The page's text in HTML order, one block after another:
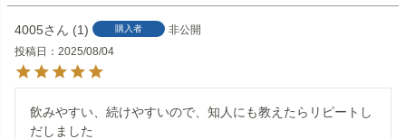
4005 1 購入者
非公開
投稿日
2025/08/04
飲みやすい、続けやすいので、知人にも教えたらリピートし
だしました